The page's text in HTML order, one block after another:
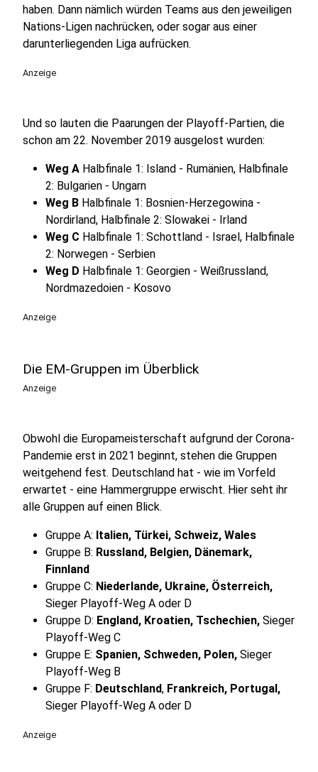
haben. Dann nämlich würden Teams aus den jeweiligen
Nations-Ligen nachrücken, oder sogar aus einer
darunterliegenden Liga aufrücken.
Anzeige
Und so lauten die Paarungen der Playoff-Partien, die
schon am 22. November 2019 ausgelost wurden:
Weg A Halbfinale 1: Island - Rumänien, Halbfinale
2: Bulgarien - Ungarn
Weg B Halbfinale 1: Bosnien-Herzegowina -
Nordirland, Halbfinale 2: Slowakei - Irland
Weg C Halbfinale 1: Schottland - Israel, Halbfinale
2: Norwegen - Serbien
Weg D Halbfinale 1: Georgien - Weißrussland,
Nordmazedoien - Kosovo
Anzeige
Die EM-Gruppen im Überblick
Anzeige
Obwohl die Europameisterschaft aufgrund der Corona-
Pandemie erst in 2021 beginnt, stehen die Gruppen
weitgehend fest. Deutschland hat - wie im Vorfeld
erwartet - eine Hammergruppe erwischt. Hier seht ihr
alle Gruppen auf einen Blick.
Gruppe A: Italien, Türkei, Schweiz, Wales
Gruppe B: Russland, Belgien, Dänemark,
Finnland
Gruppe C: Niederlande, Ukraine, Österreich,
Sieger Playoff-Weg A oder D
Gruppe D: England, Kroatien, Tschechien, Sieger
Playoff-Weg C
Gruppe E: Spanien, Schweden, Polen, Sieger
Playoff-Weg B
Gruppe F: Deutschland, Frankreich, Portugal,
Sieger Playoff-Weg A oder D
Anzeige